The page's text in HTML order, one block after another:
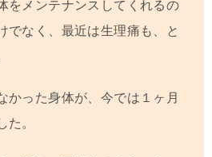
をメンテナンスしてくれるの
でなく、最近は生理痛も、と
かった身体が、今では１ヶ月
た。